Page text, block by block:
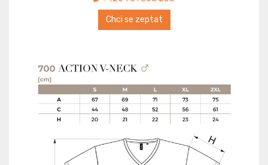
Chci se zeptat